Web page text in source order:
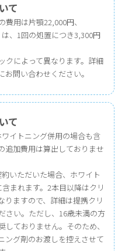
て
用は片顎22,000円、
、1回の処置につき3,300円
クによって異なります。詳細
問い合わせください。
て
イトニング併用の場合も含
追加費用は算出しておりませ
いただいた場合、ホワイト
まれます。2本目以降はクリ
りますので、詳細は提携クリ
さい。ただし、16歳未満の方
ておりません。そのため、
ング剤のお渡しを控えさせて